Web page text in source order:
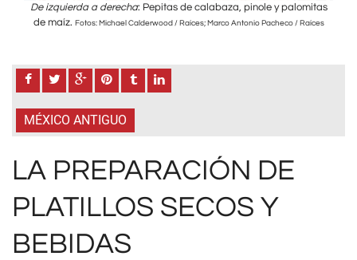
De izquierda a derecha: Pepitas de calabaza, pinole y palomitas
de maíz. Fotos: Michael Calderwood / Raíces; Marco Antonio Pacheco / Raíces
MÉXICO ANTIGUO
LA PREPARACIÓN DE
PLATILLOS SECOS Y
BEBIDAS